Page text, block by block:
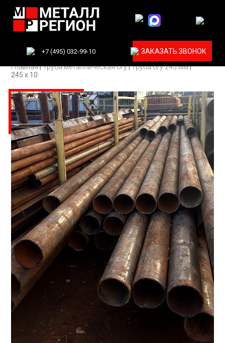
+7 (495) 032-99-10
ЗАКАЗАТЬ ЗВОНОК
Главная|Труба металлическая б/у|Труба б/у 245 мм|
245 х 10